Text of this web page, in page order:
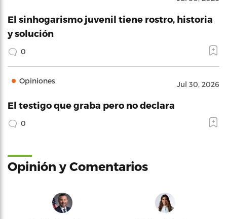
El sinhogarismo juvenil tiene rostro, historia
y solución
0
Opiniones Jul 30, 2026
El testigo que graba pero no declara
0
Opinión y Comentarios